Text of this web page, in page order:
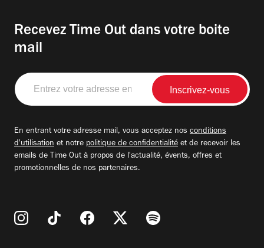
Recevez Time Out dans votre boite
mail
Entrez
votre
adresse
En entrant votre adresse mail, vous acceptez nos conditions
d'utilisation et notre politique de confidentialité et de recevoir les
emails de Time Out à propos de l'actualité, évents, offres et
promotionnelles de nos partenaires.